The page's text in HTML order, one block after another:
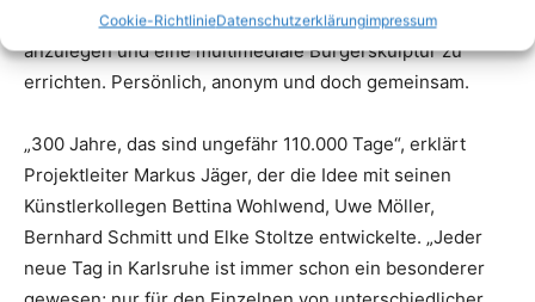
Cookie-RichtlinieDatenschutzerklärungimpressum